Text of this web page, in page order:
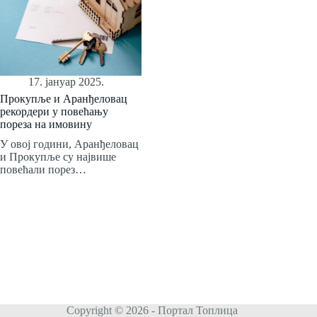
17. јануар 2025.
Прокупље и Аранђеловац
рекордери у повећању
пореза на имовину
У овој години, Аранђеловац
и Прокупље су највише
повећали порез…
Copyright © 2026 - Портал Топлица